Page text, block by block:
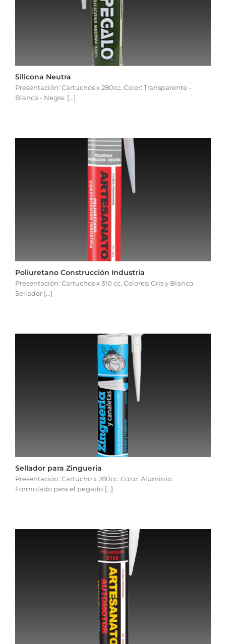
Silicona Neutra
Presentación: Cartuchos x 280cc. Color: Transparente -
Blanca - Negra. [...]
Poliuretano Construcción Industria
Presentación: Cartuchos x 310 cc. Colores: Gris y Blanco.
Sellador [...]
Sellador para Zingueria
Presentación: Cartucho x 280cc. Color: Aluminio.
Formulado para el pegado [...]